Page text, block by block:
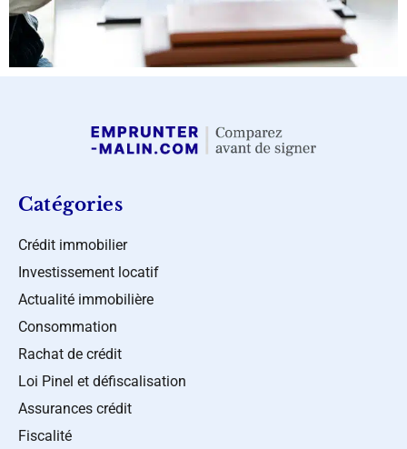
Catégories
Crédit immobilier
Investissement locatif
Actualité immobilière
Consommation
Rachat de crédit
Loi Pinel et défiscalisation
Assurances crédit
Fiscalité